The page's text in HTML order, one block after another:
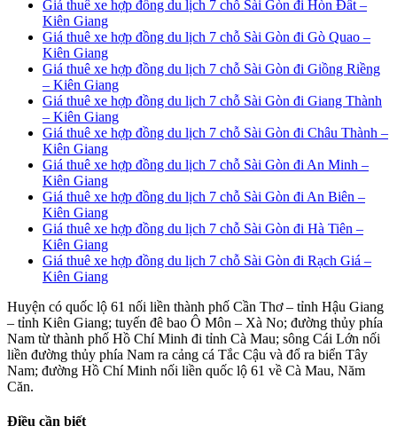
Giá thuê xe hợp đồng du lịch 7 chỗ Sài Gòn đi Hòn Đất –
Kiên Giang
Giá thuê xe hợp đồng du lịch 7 chỗ Sài Gòn đi Gò Quao –
Kiên Giang
Giá thuê xe hợp đồng du lịch 7 chỗ Sài Gòn đi Giồng Riềng
– Kiên Giang
Giá thuê xe hợp đồng du lịch 7 chỗ Sài Gòn đi Giang Thành
– Kiên Giang
Giá thuê xe hợp đồng du lịch 7 chỗ Sài Gòn đi Châu Thành –
Kiên Giang
Giá thuê xe hợp đồng du lịch 7 chỗ Sài Gòn đi An Minh –
Kiên Giang
Giá thuê xe hợp đồng du lịch 7 chỗ Sài Gòn đi An Biên –
Kiên Giang
Giá thuê xe hợp đồng du lịch 7 chỗ Sài Gòn đi Hà Tiên –
Kiên Giang
Giá thuê xe hợp đồng du lịch 7 chỗ Sài Gòn đi Rạch Giá –
Kiên Giang
Huyện có quốc lộ 61 nối liền thành phố Cần Thơ – tỉnh Hậu Giang
– tỉnh Kiên Giang; tuyến đê bao Ô Môn – Xà No; đường thủy phía
Nam từ thành phố Hồ Chí Minh đi tỉnh Cà Mau; sông Cái Lớn nối
liền đường thủy phía Nam ra cảng cá Tắc Cậu và đổ ra biển Tây
Nam; đường Hồ Chí Minh nối liền quốc lộ 61 về Cà Mau, Năm
Căn.
Điều cần biết